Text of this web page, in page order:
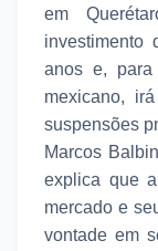
em
anos e, para
mexicano,
suspensões
Marcos
explica que
mercado e
vontade em